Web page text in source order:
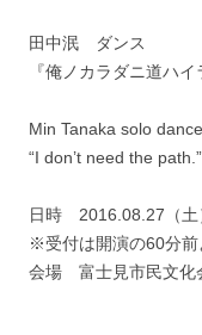
田中泯 ダンス
『俺ノカラダニ道ハイ
Min Tanaka solo
“I don’t need the path.”
日時 2016.08.27（土
※受付は開演の60分前
会場 富士見市民文化